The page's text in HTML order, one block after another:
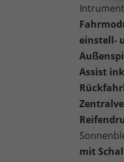
einstell-
Assist
mit